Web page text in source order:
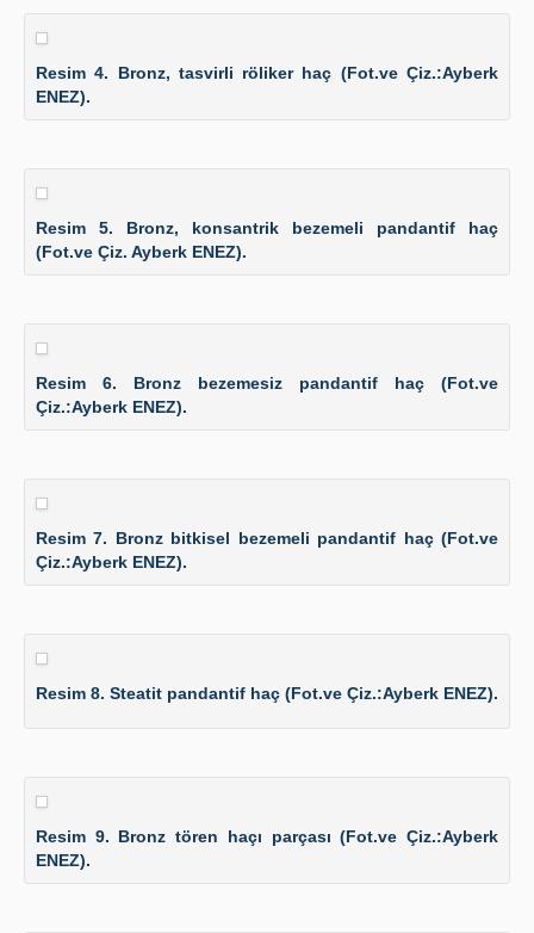
Resim 4. Bronz, tasvirli röliker haç (Fot.ve Çiz.:Ayberk
ENEZ).
Resim 5. Bronz, konsantrik bezemeli pandantif haç
(Fot.ve Çiz. Ayberk ENEZ).
Resim 6. Bronz bezemesiz pandantif haç (Fot.ve
Çiz.:Ayberk ENEZ).
Resim 7. Bronz bitkisel bezemeli pandantif haç (Fot.ve
Çiz.:Ayberk ENEZ).
Resim 8. Steatit pandantif haç (Fot.ve Çiz.:Ayberk ENEZ).
Resim 9. Bronz tören haçı parçası (Fot.ve Çiz.:Ayberk
ENEZ).